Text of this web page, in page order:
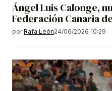
Ángel Luis Calonge,
Federación Canaria
por Rafa León24/06/2026 10:29